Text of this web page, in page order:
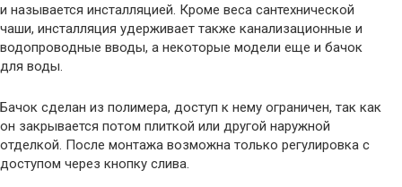
и называется инсталляцией. Кроме веса сантехнической
чаши, инсталляция удерживает также канализационные и
водопроводные вводы, а некоторые модели еще и бачок
для воды.
Бачок сделан из полимера, доступ к нему ограничен, так как
он закрывается потом плиткой или другой наружной
отделкой. После монтажа возможна только регулировка с
доступом через кнопку слива.